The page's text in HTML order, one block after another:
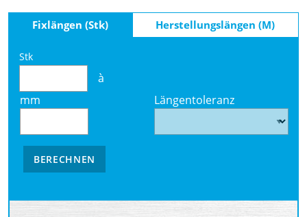
Fixlängen (Stk) Herstellungslängen (M)
Stk
à
mm
Längentoleranz
BERECHNEN